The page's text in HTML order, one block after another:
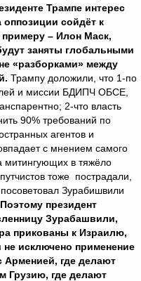
Трампе интерес
оппозиции сойдёт к
– Илон Маск,
заняты глобальными
«разборками» между
Трампу доложили, что 1-по
и миссии БДИПЧ ОБСЕ,
2-что власть
90% требований по
агентов и
с мнением самого
митингующих в тяжёло
тоже пострадали,
Зурабишвили
Поэтому президент
Зурабашвили,
прикованы к Израилю,
исключено применение
Арменией, где делают
Грузию, где делают